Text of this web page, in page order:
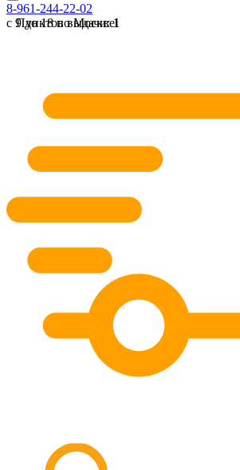
Пунктов выдачи:1
8-961-244-22-02
с 9 до 18 по Москве